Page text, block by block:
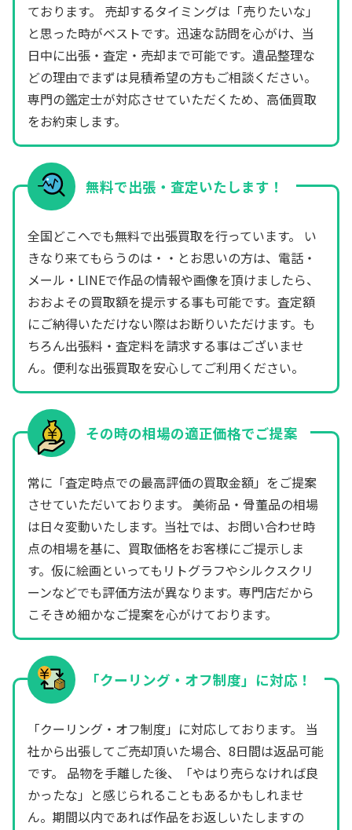
ております。 売却するタイミングは「売りたいな」
と思った時がベストです。迅速な訪問を心がけ、当
日中に出張・査定・売却まで可能です。遺品整理な
どの理由でまずは見積希望の方もご相談ください。
専門の鑑定士が対応させていただくため、高価買取
をお約束します。
無料で出張・査定いたします！
全国どこへでも無料で出張買取を行っています。 い
きなり来てもらうのは・・とお思いの方は、電話・
メール・LINEで作品の情報や画像を頂けましたら、
おおよその買取額を提示する事も可能です。査定額
にご納得いただけない際はお断りいただけます。も
ちろん出張料・査定料を請求する事はございませ
ん。便利な出張買取を安心してご利用ください。
その時の相場の適正価格でご提案
常に「査定時点での最高評価の買取金額」をご提案
させていただいております。 美術品・骨董品の相場
は日々変動いたします。当社では、お問い合わせ時
点の相場を基に、買取価格をお客様にご提示しま
す。仮に絵画といってもリトグラフやシルクスクリ
ーンなどでも評価方法が異なります。専門店だから
こそきめ細かなご提案を心がけております。
「クーリング・オフ制度」に対応！
「クーリング・オフ制度」に対応しております。 当
社から出張してご売却頂いた場合、8日間は返品可能
です。 品物を手離した後、「やはり売らなければ良
かったな」と感じられることもあるかもしれませ
ん。期間以内であれば作品をお返しいたしますの